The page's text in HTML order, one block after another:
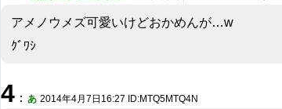
アメノウメズ可愛いけどおかめんが…w
ｸﾞﾜｼ
4 ： あ 2014年4月7日16:27 ID:MTQ5MTQ4N